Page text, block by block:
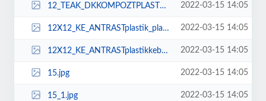
12_TEAK_DKKOMPOZTPLASTKDECKFYATLARIAHAPDEMEplastikhapdeckzeminkaplamafiyatlar... 2022-03-15 14:05
12X12_KE_ANTRASTplastik_plastikkebentahapgrnmlkekapamalamaL_kewoodcompositede... 2022-03-15 14:05
12X12_KE_ANTRASTplastikkebentahapgrnmlkekapamalamaL_kewoodcompositedeckingcep... 2022-03-15 14:05
15.jpg 2022-03-15 14:05
15_1.jpg 2022-03-15 14:05